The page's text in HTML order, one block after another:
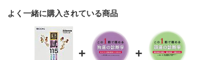
よく一緒に購入されている商品
+ +